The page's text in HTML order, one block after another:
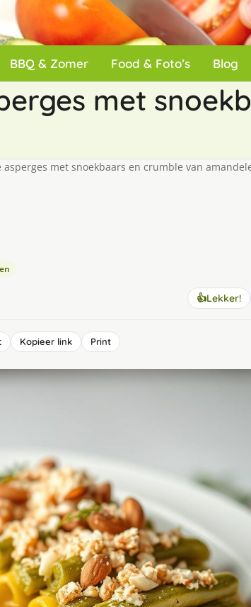
BBQ & Zomer Food & Foto’s Blog
met
asperges met snoekbaars en crumble van
👍Lekker!
Kopieer link Print